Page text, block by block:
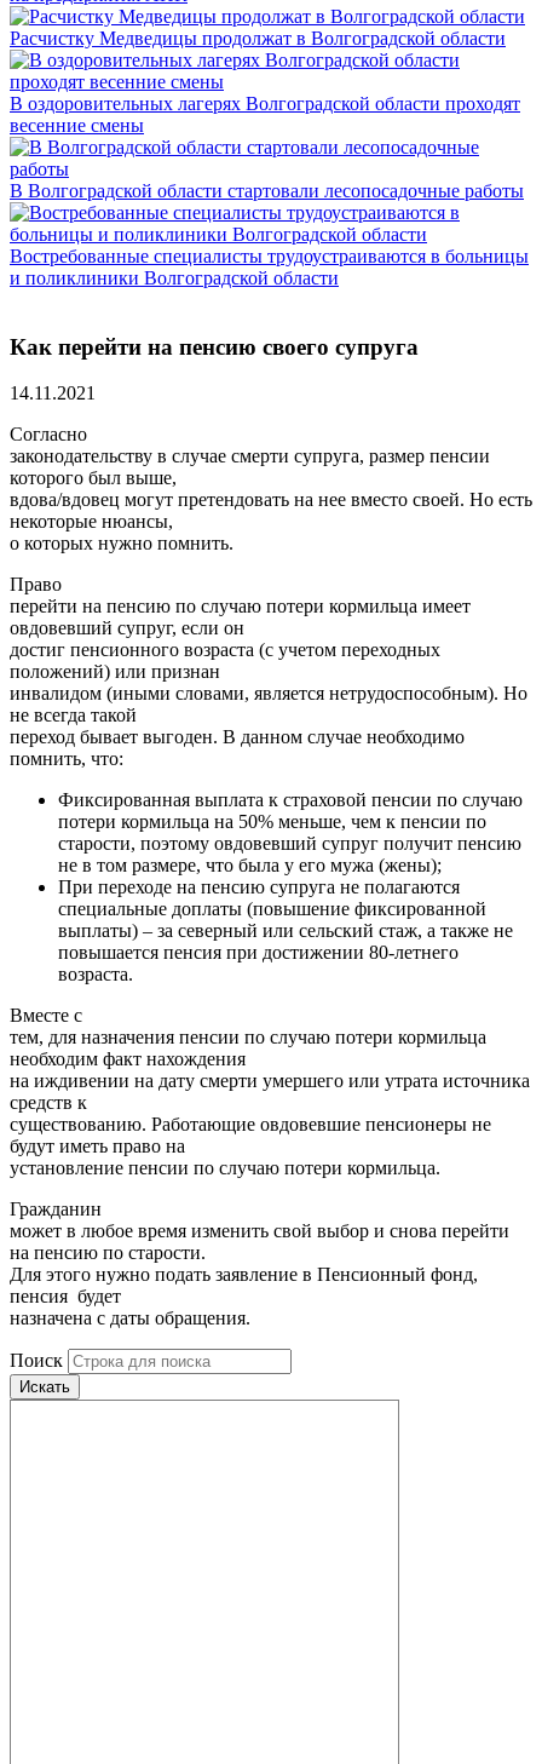
Расчистку Медведицы продолжат в Волгоградской области
В оздоровительных лагерях Волгоградской области проходят
весенние смены
В Волгоградской области стартовали лесопосадочные работы
Востребованные специалисты трудоустраиваются в больницы
и поликлиники Волгоградской области
Как перейти на пенсию своего супруга
14.11.2021
Согласно
законодательству в случае смерти супруга, размер пенсии
которого был выше,
вдова/вдовец могут претендовать на нее вместо своей. Но есть
некоторые нюансы,
о которых нужно помнить.
Право
перейти на пенсию по случаю потери кормильца имеет
овдовевший супруг, если он
достиг пенсионного возраста (с учетом переходных
положений) или признан
инвалидом (иными словами, является нетрудоспособным). Но
не всегда такой
переход бывает выгоден. В данном случае необходимо
помнить, что:
Фиксированная выплата к страховой пенсии по случаю
потери кормильца на 50% меньше, чем к пенсии по
старости, поэтому овдовевший супруг получит пенсию
не в том размере, что была у его мужа (жены);
При переходе на пенсию супруга не полагаются
специальные доплаты (повышение фиксированной
выплаты) – за северный или сельский стаж, а также не
повышается пенсия при достижении 80-летнего
возраста.
Вместе с
тем, для назначения пенсии по случаю потери кормильца
необходим факт нахождения
на иждивении на дату смерти умершего или утрата источника
средств к
существованию. Работающие овдовевшие пенсионеры не
будут иметь право на
установление пенсии по случаю потери кормильца.
Гражданин
может в любое время изменить свой выбор и снова перейти
на пенсию по старости.
Для этого нужно подать заявление в Пенсионный фонд,
пенсия будет
назначена с даты обращения.
Поиск
Искать